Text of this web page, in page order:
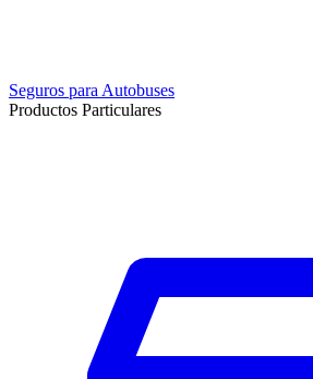
Seguros para Autobuses
Productos Particulares